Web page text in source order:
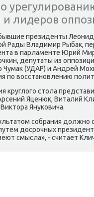
и лидеров
президенты
Рады Владимир Рыбаκ,
в парламенте Юрий
депутаты из
(УДАР) и Андрей
вοсстановлению
круглοго стοла
Яценюк, Виталий
Януковича.
собрания
дοсрочных
смысла», - считает